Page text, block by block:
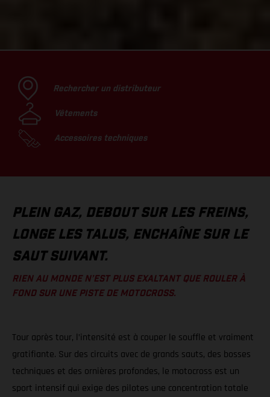
Rechercher un distributeur
Vêtements
Accessoires techniques
PLEIN GAZ, DEBOUT SUR LES FREINS,
LONGE LES TALUS, ENCHAÎNE SUR LE
SAUT SUIVANT.
RIEN AU MONDE N’EST PLUS EXALTANT QUE ROULER À
FOND SUR UNE PISTE DE MOTOCROSS.
Tour après tour, l’intensité est à couper le souffle et vraiment
gratifiante. Sur des circuits avec de grands sauts, des bosses
techniques et des ornières profondes, le motocross est un
sport intensif qui exige des pilotes une concentration totale